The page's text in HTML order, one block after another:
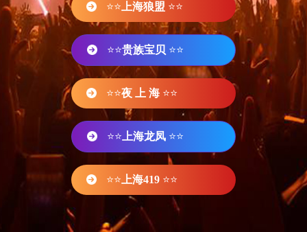
⭐⭐ 上海狼盟 ⭐⭐
⭐⭐贵族宝贝 ⭐⭐
⭐⭐夜 上 海 ⭐⭐
⭐⭐ 上海龙凤 ⭐⭐
⭐⭐ 上海419 ⭐⭐